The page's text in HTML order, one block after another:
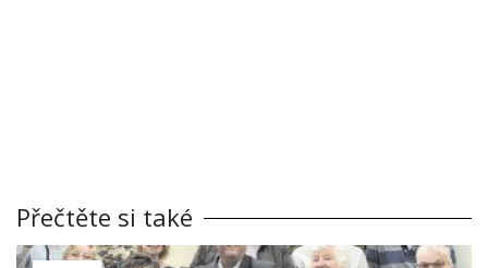
Přečtěte si také